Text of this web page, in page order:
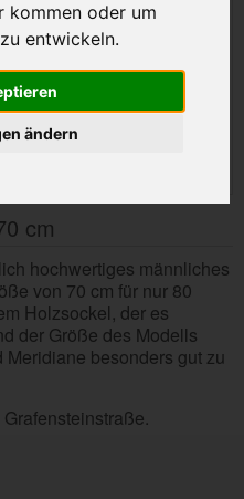
kommen oder um
entwickeln.
ändern
cm
hochwertiges männliches
von 70 cm für nur 80
Holzsockel, der es
der Größe des Modells
besonders gut zu